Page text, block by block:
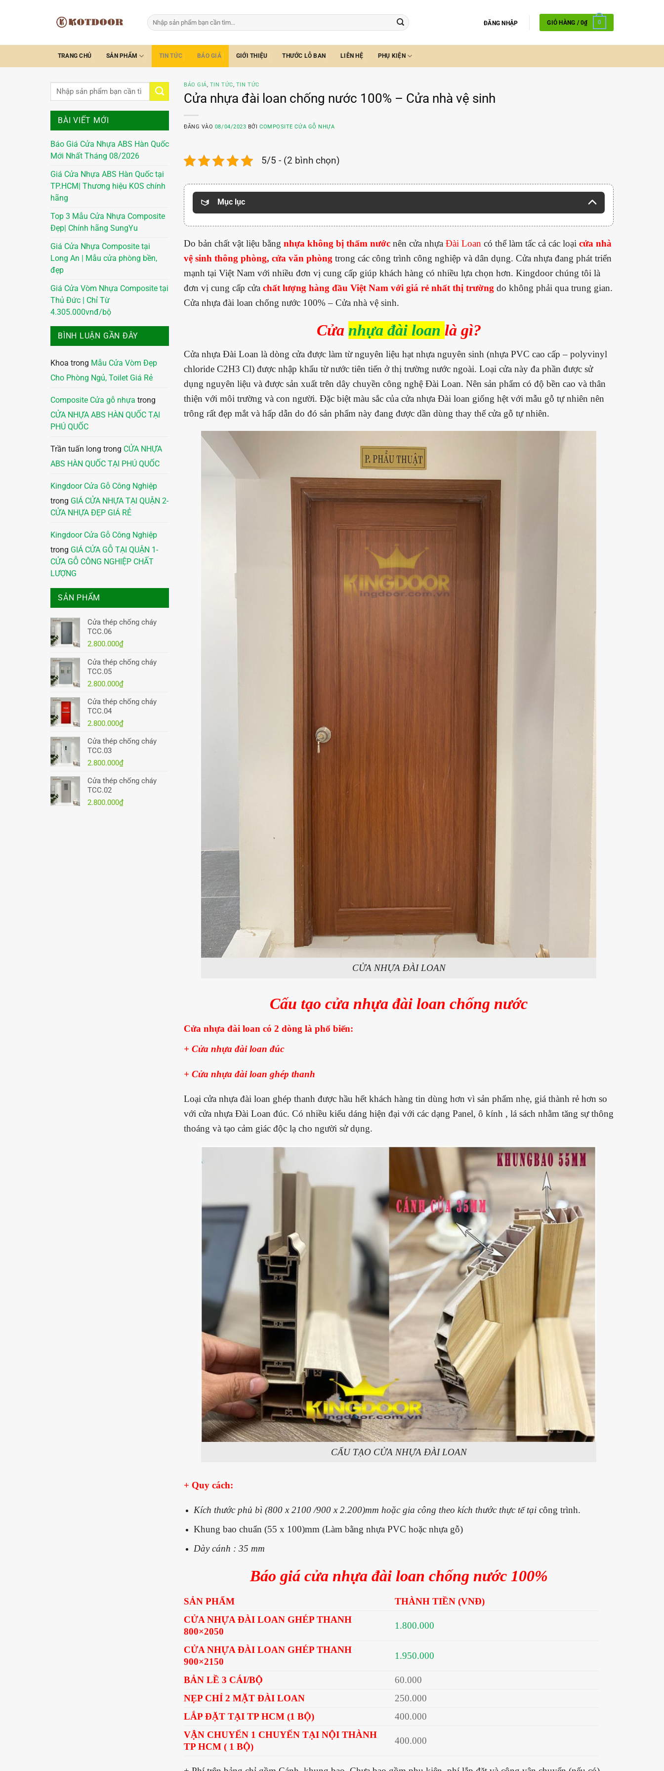
Tìm
kiếm:
ĐĂNG NHẬP GIỎ HÀNG /0₫ 0
TRANG CHỦ SẢN PHẨM TIN TỨC BÁO GIÁ GIỚI THIỆU THƯỚC LỖ BAN LIÊN HỆ PHỤ KIỆN
BÀI VIẾT MỚI
Báo Giá Cửa Nhựa ABS Hàn Quốc
Mới Nhất Tháng 08/2026
Giá Cửa Nhựa ABS Hàn Quốc tại
TP.HCM| Thương hiệu KOS chính
hãng
Top 3 Mẫu Cửa Nhựa Composite
Đẹp| Chính hãng SungYu
Giá Cửa Nhựa Composite tại
Long An | Mẫu cửa phòng bền,
đẹp
Giá Cửa Vòm Nhựa Composite tại
Thủ Đức | Chỉ Từ
4.305.000vnđ/bộ
BÌNH LUẬN GẦN ĐÂY
Khoa trong Mẫu Cửa Vòm Đẹp
Cho Phòng Ngủ, Toilet Giá Rẻ
Composite Cửa gỗ nhựa trong
CỬA NHỰA ABS HÀN QUỐC TẠI
PHÚ QUỐC
Trần tuấn long trong CỬA NHỰA
ABS HÀN QUỐC TẠI PHÚ QUỐC
Kingdoor Cửa Gỗ Công Nghiệp
trong GIÁ CỬA NHỰA TẠI QUẬN 2-
CỬA NHỰA ĐẸP GIÁ RẺ
Kingdoor Cửa Gỗ Công Nghiệp
trong GIÁ CỬA GỖ TẠI QUẬN 1-
CỬA GỖ CÔNG NGHIỆP CHẤT
LƯỢNG
SẢN PHẨM
Cửa thép chống cháy
TCC.06
2.800.000₫
Cửa thép chống cháy
TCC.05
2.800.000₫
Cửa thép chống cháy
TCC.04
2.800.000₫
Cửa thép chống cháy
TCC.03
2.800.000₫
Cửa thép chống cháy
TCC.02
2.800.000₫
BÁO GIÁ, TIN TỨC, TIN TỨC
Cửa nhựa đài loan chống nước 100% – Cửa nhà vệ sinh
ĐĂNG VÀO 08/04/2023 BỞICOMPOSITE CỬA GỖ NHỰA
5/5 - (2 bình chọn)
Mục lục
Do bản chất vật liệu bằng nhựa không bị thấm nước nên cửa nhựa Đài Loan có thể làm tấc cả các loại cửa nhà
vệ sinh thông phòng, cửa văn phòng trong các công trình công nghiệp và dân dụng. Cửa nhựa đang phát triển
mạnh tại Việt Nam với nhiều đơn vị cung cấp giúp khách hàng có nhiều lựa chọn hơn. Kingdoor chúng tôi là
đơn vị cung cấp cửa chất lượng hàng đầu Việt Nam với giá rẻ nhất thị trường do không phải qua trung gian.
Cửa nhựa đài loan chống nước 100% – Cửa nhà vệ sinh.
Cửa nhựa đài loan là gì?
Cửa nhựa Đài Loan là dòng cửa được làm từ nguyên liệu hạt nhựa nguyên sinh (nhựa PVC cao cấp – polyvinyl
chloride C2H3 Cl) được nhập khẩu từ nước tiên tiến ở thị trường nước ngoài. Loại cửa này đa phần được sử
dụng nguyên liệu và được sản xuất trên dây chuyền công nghệ Đài Loan. Nên sản phẩm có độ bền cao và thân
thiện với môi trường và con người. Đặc biệt màu sắc của cửa nhựa Đài loan giống hệt với mẫu gỗ tự nhiên nên
trông rất đẹp mắt và hấp dẫn do đó sản phẩm này đang được dần dùng thay thế cửa gỗ tự nhiên.
CỬA NHỰA ĐÀI LOAN
Cấu tạo cửa nhựa đài loan chống nước
Cửa nhựa đài loan có 2 dòng là phổ biến:
+ Cửa nhựa đài loan đúc
+ Cửa nhựa đài loan ghép thanh
Loại cửa nhựa đài loan ghép thanh được hầu hết khách hàng tin dùng hơn vì sản phẩm nhẹ, giá thành rẻ hơn so
với cửa nhựa Đài Loan đúc. Có nhiều kiểu dáng hiện đại với các dạng Panel, ô kính , lá sách nhằm tăng sự thông
thoáng và tạo cảm giác độc lạ cho người sử dụng.
CẤU TẠO CỬA NHỰA ĐÀI LOAN
+ Quy cách:
Kích thước phủ bì (800 x 2100 /900 x 2.200)mm hoặc gia công theo kích thước thực tế tạicông trình.
Khung bao chuẩn (55 x 100)mm (Làm bằng nhựa PVC hoặc nhựa gỗ)
Dày cánh : 35 mm
Báo giá cửa nhựa đài loan chống nước 100%
SẢN PHẨM
THÀNH TIỀN (VNĐ)
CỬA NHỰA ĐÀI LOAN GHÉP THANH
800×2050
1.800.000
CỬA NHỰA ĐÀI LOAN GHÉP THANH
900×2150
1.950.000
BẢN LỀ 3 CÁI/BỘ
60.000
NẸP CHỈ 2 MẶT ĐÀI LOAN
250.000
LẮP ĐẶT TẠI TP HCM (1 BỘ)
400.000
VẬN CHUYỂN 1 CHUYẾN TẠI NỘI THÀNH
TP HCM ( 1 BỘ)
400.000